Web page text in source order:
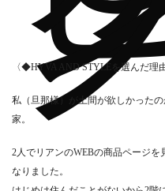
〈◆HYVA AND STYLEを選んだ理
私（旦那様）が土間が欲しかった
家。
2人でリアンのWEBの商品ページ
なりました。